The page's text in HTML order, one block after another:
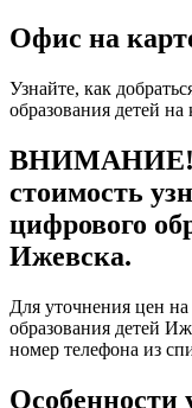
Офис на
Узнайте, как
образования детей на
ВНИМАНИЕ!
стоимость
цифрового
Ижевска.
Для уточнения цен
образования детей
номер телефона из
Особенности